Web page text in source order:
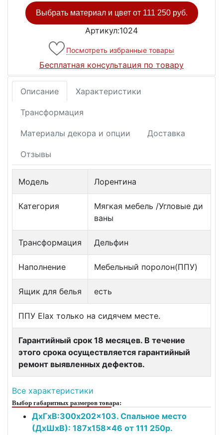
Выбрать материал и цвет от 111 250 руб.
Артикул:1024
Посмотреть избранные товары
Бесплатная консультация по товару
Описание Характеристики
Трансформация
Материалы декора и опции Доставка
Отзывы
Модель Лорентина
Категория
Мягкая мебель /Угловые ди
ваны
Трансформация Дельфин
Наполнение Мебельный поролон(ППУ)
Ящик для белья есть
ППУ Elax только на сидячем месте.
Гарантийный срок 18 месяцев. В течение
этого срока осуществляется гарантийный
ремонт выявленных дефектов.
Все характеристики
Выбор габаритных размеров товара:
ДxГxВ:300x202x103. Спальное место
(ДxШxВ): 187x158x46 от 111 250р.